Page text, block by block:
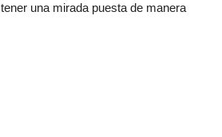
una mirada puesta de manera